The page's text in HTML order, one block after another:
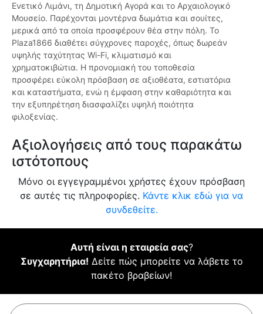
Ενετικό Λιμάνι, τη Δημοτική Αγορά και το Αρχαιολογικό
Μουσείο. Παρέχονται μοντέρνα δωμάτια και σουίτες,
μερικά από τα οποία προσφέρουν θέα στην πόλη. Το
Plaza1866 διαθέτει σύγχρονες παροχές, όπως δωρεάν
υψηλής ταχύτητας Wi-Fi, κλιματισμό και
χρηματοκιβώτια. Η προνομιακή του τοποθεσία
προσφέρει εύκολη πρόσβαση σε αξιοθέατα, εστιατόρια
και καταστήματα, ενώ η έμφαση στην καθαριότητα και
την εξυπηρέτηση διασφαλίζει υψηλή ποιότητα
φιλοξενίας.
Αξιολογήσεις από τους παρακάτω
ιστότοπους
Μόνο οι εγγεγραμμένοι χρήστες έχουν πρόσβαση
σε αυτές τις πληροφορίες. Κάντε κλικ εδώ για να
συνδεθείτε.
Αυτή είναι η εταιρεία σας?
Συγχαρητήρια! Δείτε πώς μπορείτε να λάβετε το
πακέτο βραβείων!